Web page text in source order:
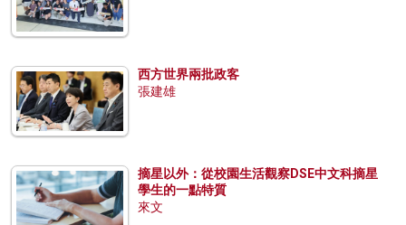
西方世界兩批政客
張建雄
摘星以外：從校園生活觀察DSE中文科摘星
學生的一點特質
來文